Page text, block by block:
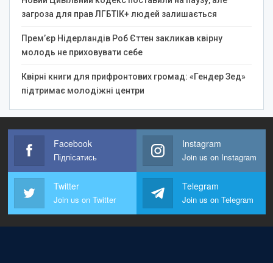
загроза для прав ЛГБТІК+ людей залишається
Прем’єр Нідерландів Роб Єттен закликав квірну
молодь не приховувати себе
Квірні книги для прифронтових громад: «Гендер Зед»
підтримає молодіжні центри
Facebook
Підпісатись
Instagram
Join us on Instagram
Twitter
Join us on Twitter
Telegram
Join us on Telegram